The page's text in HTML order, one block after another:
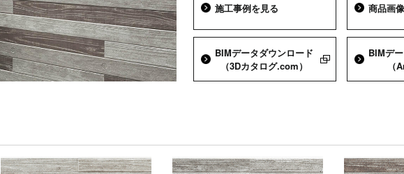
施工事例を見る 商品画像
BIMデータダウンロード
（3Dカタログ.com）
BIMデ
（